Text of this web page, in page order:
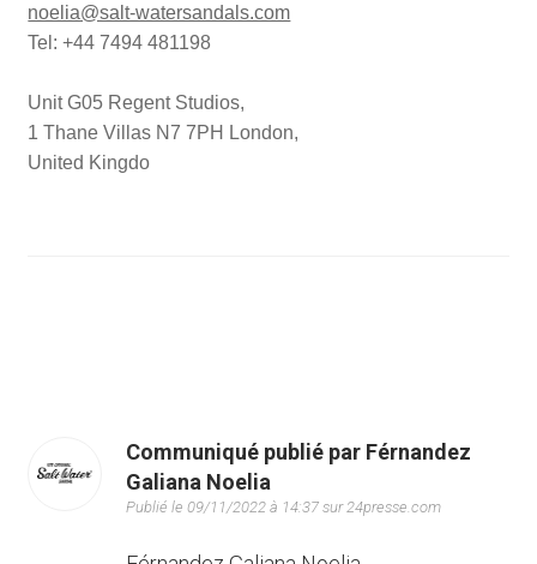
noelia@salt-watersandals.com
Tel: +44 7494 481198
Unit G05 Regent Studios,
1 Thane Villas N7 7PH London,
United Kingdo
Communiqué publié par Férnandez
Galiana Noelia
Publié le 09/11/2022 à 14:37 sur 24presse.com